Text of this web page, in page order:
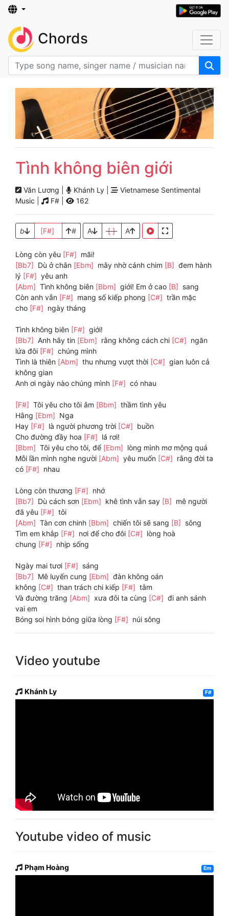
Chords
Tình không biên giới
Văn Lương | Khánh Ly |
Vietnamese Sentimental
Music |
F# | 162
b [F#] # A [ ] A
Lòng còn yêu [F#] mãi!
[Bb7] Dù ở chân [Ebm] mây nhờ cánh chim [B] đem hành
lý [F#] yêu anh
[Abm] Tình không biên [Bbm] giới! Em ở cao [B] sang
Còn anh vẫn [F#] mang số kiếp phong [C#] trần mặc
cho [F#] ngày tháng
Tình không biên [F#] giới!
[Bb7] Anh hãy tin [Ebm] rằng không cách chi [C#] ngăn
lứa đôi [F#] chúng mình
Tình là thiên [Abm] thu nhưng vượt thời [C#] gian luôn cả
không gian
Anh ơi ngày nào chúng mình [F#] có nhau
[F#] Tôi yêu cho tôi âm [Bbm] thầm tình yêu
Hằng [Ebm] Nga
Hay [F#] là người phương trời [C#] buồn
Cho đường đầy hoa [F#] lá rơi!
[Bbm] Tôi yêu cho tôi, để [Ebm] lòng mình mơ mộng quá
Mỗi lần mình nghe người [Abm] yêu muốn [C#] rằng đời ta
có [F#] nhau
Lòng còn thương [F#] nhớ
[Bb7] Dù cách sơn [Ebm] khê tình vẫn say [B] mê người
đã yêu [F#] tôi
[Abm] Tàn cơn chinh [Bbm] chiến tôi sẽ sang [B] sông
Tìm em khắp [F#] nơi để cho đôi [C#] lòng hoà
chung [F#] nhịp sống
Ngày mai tươi [F#] sáng
[Bb7] Mê luyến cung [Ebm] đàn không oán
không [C#] than trách chi kiếp [F#] tằm
Và đường trăng [Abm] xưa đôi ta cùng [C#] đi anh sánh
vai em
Bóng soi hình bóng giữa lòng [F#] núi sông
Video youtube
Khánh Ly F#
Youtube video of music
Phạm Hoàng Em